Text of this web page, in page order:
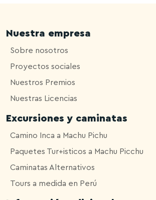
Nuestra empresa
Sobre nosotros
Proyectos sociales
Nuestros Premios
Nuestras Licencias
Excursiones y caminatas
Camino Inca a Machu Pichu
Paquetes Tur+isticos a Machu Picchu
Caminatas Alternativos
Tours a medida en Perú